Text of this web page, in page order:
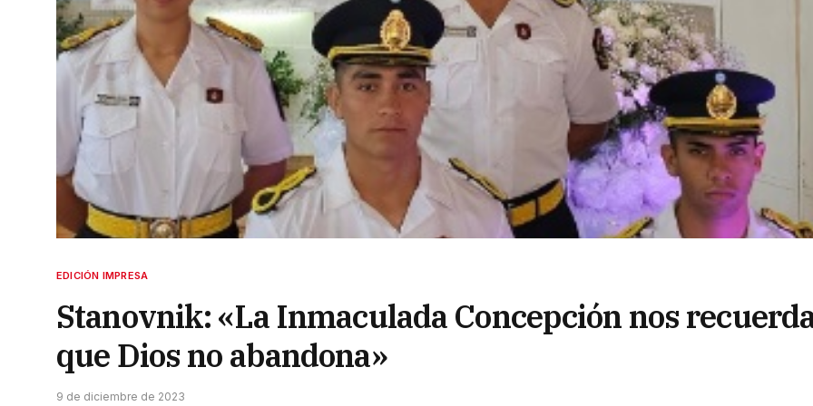
EDICIÓN IMPRESA
Stanovnik: «La Inmaculada Concepción nos
que Dios no abandona»
9 de diciembre de 2023